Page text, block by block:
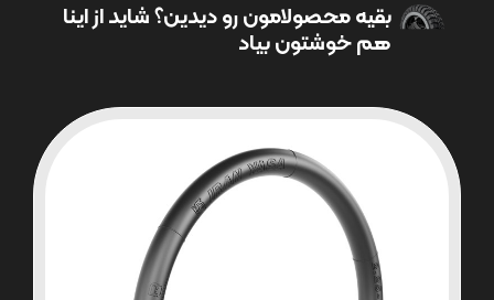
بقیه محصولامون رو دیدین؟ شاید از اینا
هم خوشتون بیاد